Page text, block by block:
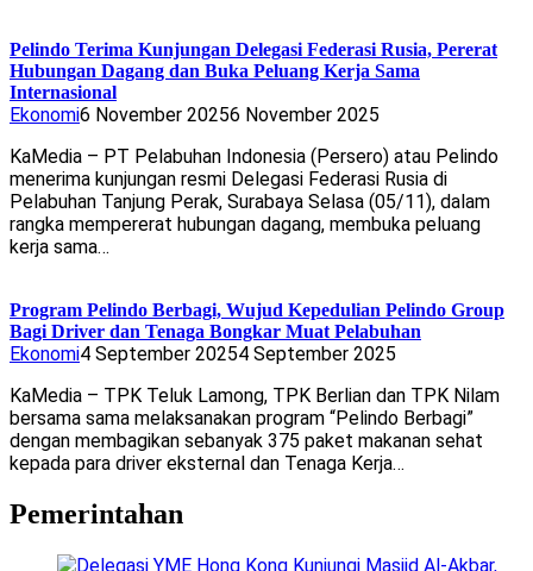
Pelindo Terima Kunjungan Delegasi Federasi Rusia, Pererat
Hubungan Dagang dan Buka Peluang Kerja Sama
Internasional
Ekonomi6 November 20256 November 2025
KaMedia – PT Pelabuhan Indonesia (Persero) atau Pelindo
menerima kunjungan resmi Delegasi Federasi Rusia di
Pelabuhan Tanjung Perak, Surabaya Selasa (05/11), dalam
rangka mempererat hubungan dagang, membuka peluang
kerja sama…
Program Pelindo Berbagi, Wujud Kepedulian Pelindo Group
Bagi Driver dan Tenaga Bongkar Muat Pelabuhan
Ekonomi4 September 20254 September 2025
KaMedia – TPK Teluk Lamong, TPK Berlian dan TPK Nilam
bersama sama melaksanakan program “Pelindo Berbagi”
dengan membagikan sebanyak 375 paket makanan sehat
kepada para driver eksternal dan Tenaga Kerja…
Pemerintahan